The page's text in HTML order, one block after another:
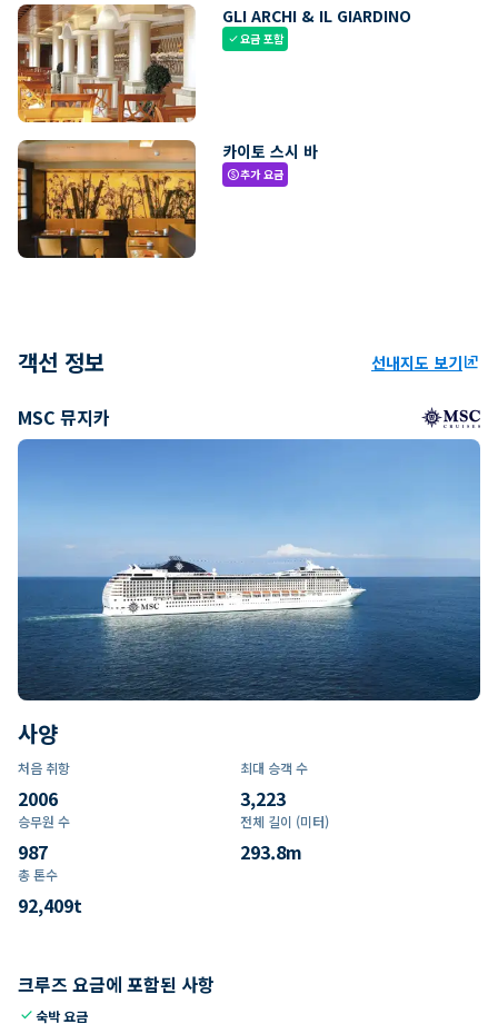
GLI ARCHI & IL GIARDINO
check요금 포함
카이토 스시 바
paid추가 요금
객선 정보 선내지도 보기ungroup
MSC 뮤지카
사양
처음 취항
2006
최대 승객 수
3,223
승무원 수
987
전체 길이 (미터)
293.8m
총 톤수
92,409t
크루즈 요금에 포함된 사항
check숙박 요금